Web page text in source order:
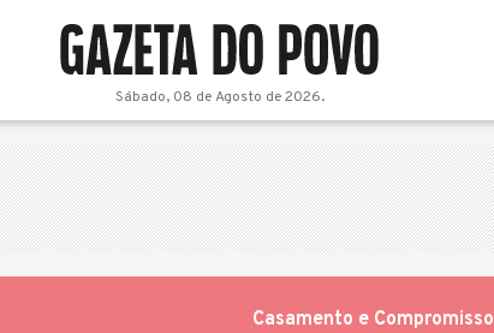
Sábado, 08 de Agosto de 2026.
Casamento e Compromisso